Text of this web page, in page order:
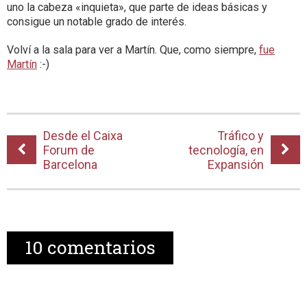
uno la cabeza «inquieta», que parte de ideas básicas y
consigue un notable grado de interés.
Volví a la sala para ver a Martín. Que, como siempre, fue
Martín :-)
Desde el Caixa
Forum de
Barcelona
Tráfico y
tecnología, en
Expansión
10 comentarios